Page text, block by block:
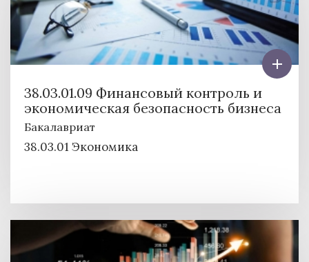
38.03.01.09 Финансовый контроль и
экономическая безопасность бизнеса
Бакалавриат
38.03.01 Экономика